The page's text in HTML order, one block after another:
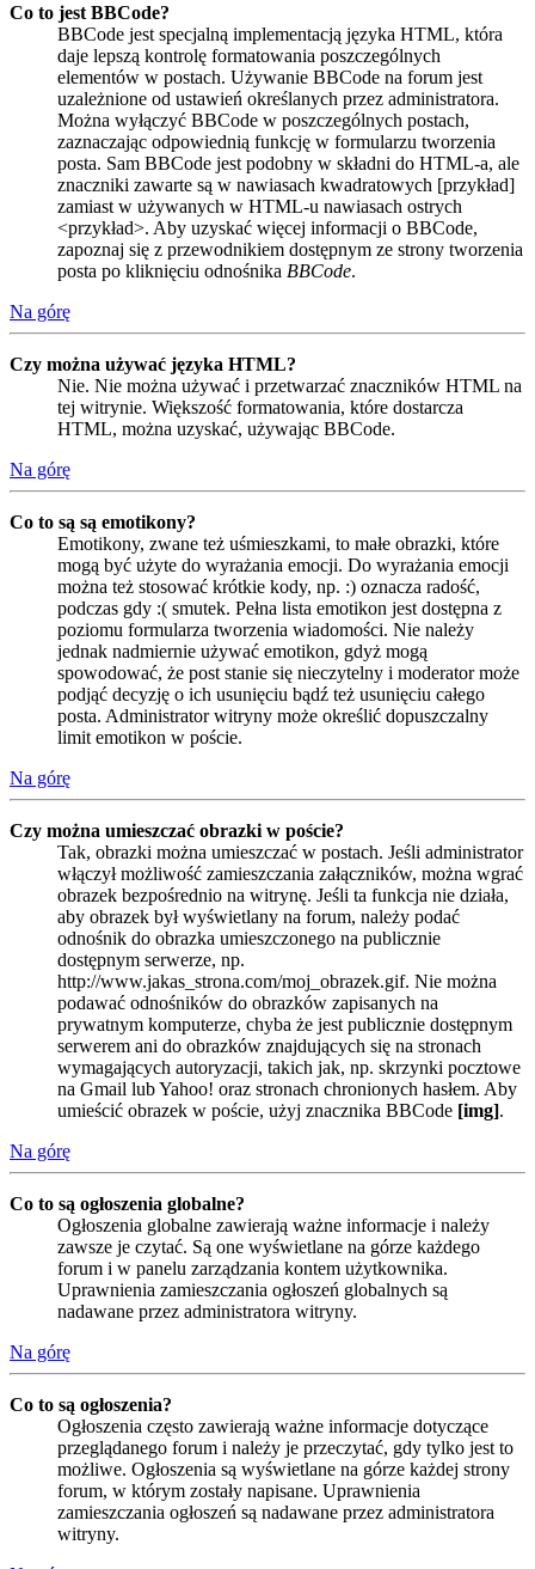
Co to jest BBCode?
BBCode jest specjalną implementacją języka HTML, która
daje lepszą kontrolę formatowania poszczególnych
elementów w postach. Używanie BBCode na forum jest
uzależnione od ustawień określanych przez administratora.
Można wyłączyć BBCode w poszczególnych postach,
zaznaczając odpowiednią funkcję w formularzu tworzenia
posta. Sam BBCode jest podobny w składni do HTML-a, ale
znaczniki zawarte są w nawiasach kwadratowych [przykład]
zamiast w używanych w HTML-u nawiasach ostrych
<przykład>. Aby uzyskać więcej informacji o BBCode,
zapoznaj się z przewodnikiem dostępnym ze strony tworzenia
posta po kliknięciu odnośnika BBCode.
Na górę
Czy można używać języka HTML?
Nie. Nie można używać i przetwarzać znaczników HTML na
tej witrynie. Większość formatowania, które dostarcza
HTML, można uzyskać, używając BBCode.
Na górę
Co to są są emotikony?
Emotikony, zwane też uśmieszkami, to małe obrazki, które
mogą być użyte do wyrażania emocji. Do wyrażania emocji
można też stosować krótkie kody, np. :) oznacza radość,
podczas gdy :( smutek. Pełna lista emotikon jest dostępna z
poziomu formularza tworzenia wiadomości. Nie należy
jednak nadmiernie używać emotikon, gdyż mogą
spowodować, że post stanie się nieczytelny i moderator może
podjąć decyzję o ich usunięciu bądź też usunięciu całego
posta. Administrator witryny może określić dopuszczalny
limit emotikon w poście.
Na górę
Czy można umieszczać obrazki w poście?
Tak, obrazki można umieszczać w postach. Jeśli administrator
włączył możliwość zamieszczania załączników, można wgrać
obrazek bezpośrednio na witrynę. Jeśli ta funkcja nie działa,
aby obrazek był wyświetlany na forum, należy podać
odnośnik do obrazka umieszczonego na publicznie
dostępnym serwerze, np.
http://www.jakas_strona.com/moj_obrazek.gif. Nie można
podawać odnośników do obrazków zapisanych na
prywatnym komputerze, chyba że jest publicznie dostępnym
serwerem ani do obrazków znajdujących się na stronach
wymagających autoryzacji, takich jak, np. skrzynki pocztowe
na Gmail lub Yahoo! oraz stronach chronionych hasłem. Aby
umieścić obrazek w poście, użyj znacznika BBCode [img].
Na górę
Co to są ogłoszenia globalne?
Ogłoszenia globalne zawierają ważne informacje i należy
zawsze je czytać. Są one wyświetlane na górze każdego
forum i w panelu zarządzania kontem użytkownika.
Uprawnienia zamieszczania ogłoszeń globalnych są
nadawane przez administratora witryny.
Na górę
Co to są ogłoszenia?
Ogłoszenia często zawierają ważne informacje dotyczące
przeglądanego forum i należy je przeczytać, gdy tylko jest to
możliwe. Ogłoszenia są wyświetlane na górze każdej strony
forum, w którym zostały napisane. Uprawnienia
zamieszczania ogłoszeń są nadawane przez administratora
witryny.